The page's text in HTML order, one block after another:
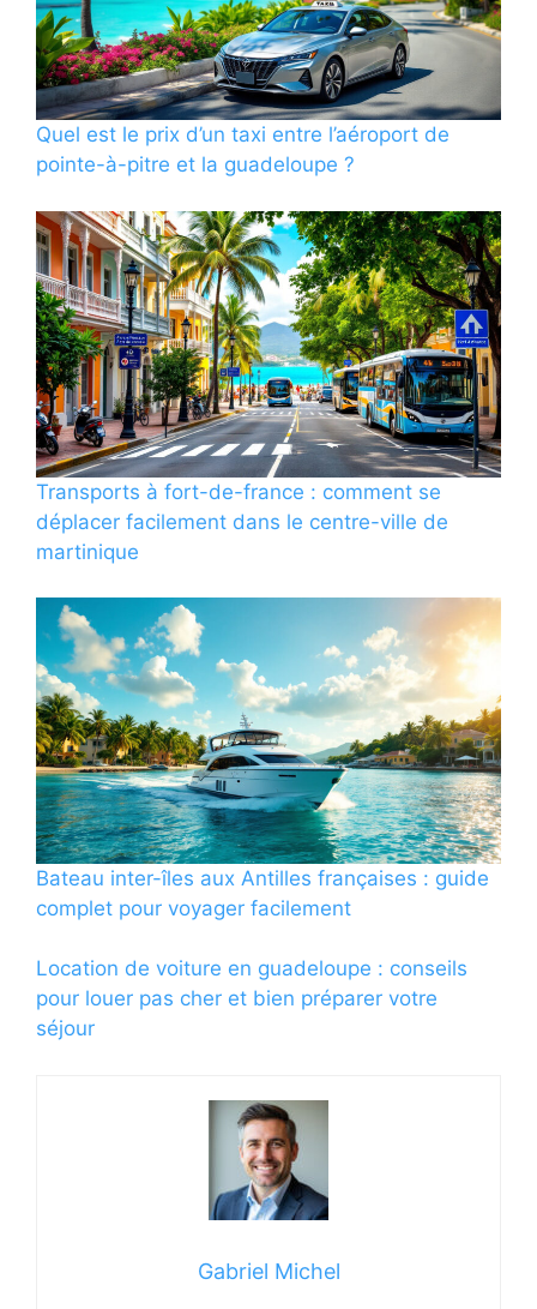
Quel est le prix d’un taxi entre l’aéroport de
pointe-à-pitre et la guadeloupe ?
Transports à fort-de-france : comment se
déplacer facilement dans le centre-ville de
martinique
Bateau inter-îles aux Antilles françaises : guide
complet pour voyager facilement
Location de voiture en guadeloupe : conseils
pour louer pas cher et bien préparer votre
séjour
Gabriel Michel